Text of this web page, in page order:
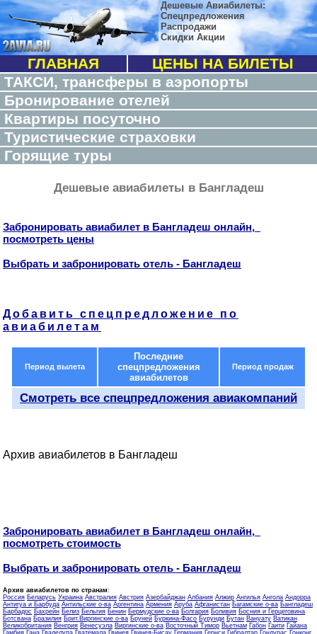
Дешевые Авиабилеты:
Спецпредложения
Распродажи
Скидки Акции
ГЛАВНАЯ
ЦЕНЫ НА БИЛЕТЫ
ТАКСИ, трансферы в аэропорты
Бронирование отелей
Квартиры посуточно
Туристические страховки
Горящие туры
Дешевые авиабилеты в Бангладеш
Забронировать авиабилет в Бангладеш онлайн,
посмотреть цены
Выбрать и забронировать отель - Бангладеш
Добавить спецпредложение по
авиабилетам
Период вылета
Последние
спецпредложения
авиабилетов
Период продаж
Смотреть все спецпредложения авиакомпаний
Архив авиабилетов в Бангладеш
Забронировать авиабилет в Бангладеш онлайн,
посмотреть стоимость
Выбрать и забронировать отель - Бангладеш
Архив авиабилетов по странам:
Россия Беларусь Украина Австралия Австрия Азербайджан Албания Алжир Ангилья Ангола Андорра
Антигуа и Барбуда Антильские о-ва Аргентина Армения Аруба Афганистан Багамские о-ва Бангладеш
Барбадос Бахрейн Белиз Бельгия Бенин Бермудские о-ва Болгария Боливия Босния и Герцеговина
Ботсвана Бразилия Брит.Виргинские о-ва Бруней Буркина-Фасо Бурунди Бутан Вануату Ватикан
Великобритания Венгрия Венесуэла Виргинские о-ва Восточный Тимор Вьетнам Габон Гаити Гайана
Гамбия Гана Гваделупа Гватемала Гвинея Гвинея-Бисау Германия Гернси Гибралтар Гондурас Гонконг